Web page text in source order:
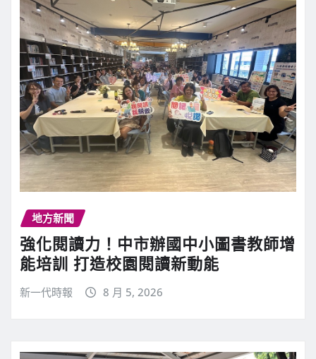
地方新聞
強化閱讀力！中市辦國中小圖書教師增
能培訓 打造校園閱讀新動能
新一代時報 8 月 5, 2026